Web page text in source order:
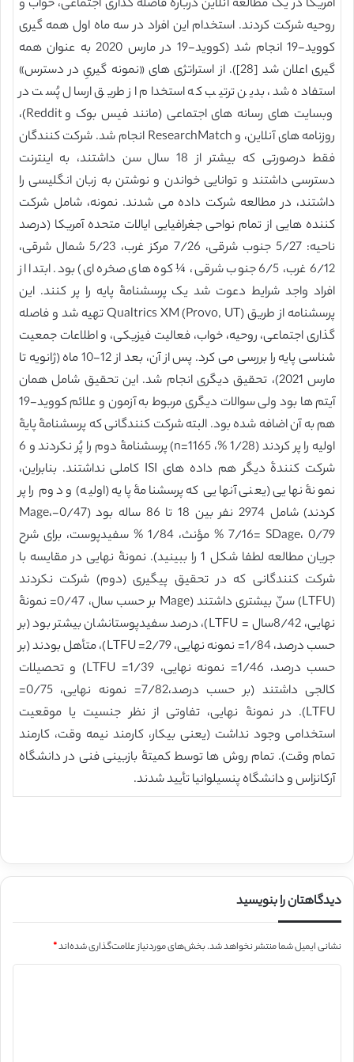
آمریکا در یک مطالعۀ آنلاین دربارۀ فاصله گذاری اجتماعی، خواب و
روحیه شرکت کردند. استخدام این افراد در سه ماه اول همه گیری
کووید-19 انجام شد (کووید-19 در مارس 2020 به عنوان همه
گیری اعلان شد [28]). از استراتژی های «نمونه گیریِ در دسترس»
استفاده شد، بدین ترتیب که استخدام از طریق ارسال پُست در
وبسایت های رسانه های اجتماعی (مانند فیس بوک و Reddit)،
روزنامه های آنلاین، و ResearchMatch انجام شد. شرکت کنندگان
فقط درصورتی که بیشتر از 18 سال سن داشتند، به اینترنت
دسترسی داشتند و توانایی خواندن و نوشتن به زبان انگلیسی را
داشتند، در مطالعه شرکت داده می شدند. نمونه، شامل شرکت
کننده هایی از تمام نواحی جغرافیایی ایالات متحده آمریکا (درصد
ناحیه: 5/27 جنوب شرقی، 7/26 مرکز غرب، 5/23 شمال شرقی،
6/12 غرب، 6/5 جنوب شرقی، ¼ کوه های صخره ای) بود. ابتدا از
افراد واجد شرایط دعوت شد یک پرسشنامۀ پایه را پر کنند. این
پرسشنامه از طریق Qualtrics XM (Provo, UT) تهیه شد و فاصله
گذاری اجتماعی، روحیه، خواب، فعالیت فیزیکی، و اطلاعات جمعیت
شناسی پایه را بررسی می کرد. پس از آن، بعد از 12-10 ماه (ژانویه تا
مارس 2021)، تحقیق دیگری انجام شد. این تحقیق شامل همان
آیتم ها بود ولی سوالات دیگری مربوط به آزمون و علائم کووید-19
هم به آن اضافه شده بود. البته شرکت کنندگانی که پرسشنامۀ پایۀ
اولیه را پر کردند (1/28 %، 1165=n) پرسشنامۀ دوم را پُر نکردند و 6
شرکت کنندۀ دیگر هم داده های ISI کاملی نداشتند. بنابراین،
نمونۀ نهایی (یعنی آنهایی که پرسشنامۀ پایه (اولیه) و دوم را پر
کردند) شامل 2974 نفر بین 18 تا 86 ساله بود (0/47-Mage،
7/16= SDage، 0/79 % مؤنث، 1/84 % سفیدپوست، برای شرح
جریان مطالعه لطفا شکل 1 را ببینید). نمونۀ نهایی در مقایسه با
شرکت کنندگانی که در تحقیق پیگیری (دوم) شرکت نکردند
(LTFU) سنّ بیشتری داشتند (Mage بر حسب سال، 0/47= نمونۀ
نهایی، 8/42سال = LTFU)، درصد سفیدپوستانشان بیشتر بود (بر
حسب درصد، 1/84= نمونه نهایی، 2/79= LTFU)، متأهل بودند (بر
حسب درصد، 1/46= نمونه نهایی، 1/39= LTFU) و تحصیلات
کالجی داشتند (بر حسب درصد،7/82= نمونه نهایی، 0/75=
LTFU). در نمونۀ نهایی، تفاوتی از نظر جنسیت یا موقعیت
استخدامی وجود نداشت (یعنی بیکار، کارمند نیمه وقت، کارمند
تمام وقت). تمام روش ها توسط کمیتۀ بازبینی فنی در دانشگاه
آرکانزاس و دانشگاه پنسیلوانیا تأیید شدند.
دیدگاهتان را بنویسید
نشانی ایمیل شما منتشر نخواهد شد.بخش‌های موردنیاز علامت‌گذاری شده‌اند*